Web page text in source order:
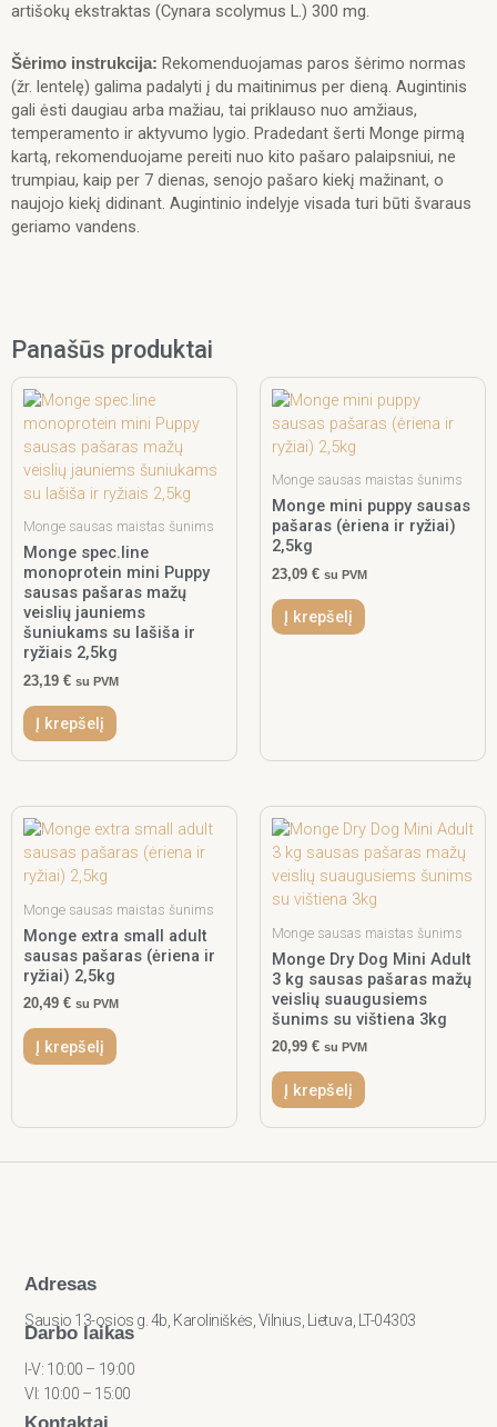
artišokų ekstraktas (Cynara scolymus L.) 300 mg.
Šėrimo instrukcija: Rekomenduojamas paros šėrimo normas
(žr. lentelę) galima padalyti į du maitinimus per dieną. Augintinis
gali ėsti daugiau arba mažiau, tai priklauso nuo amžiaus,
temperamento ir aktyvumo lygio. Pradedant šerti Monge pirmą
kartą, rekomenduojame pereiti nuo kito pašaro palaipsniui, ne
trumpiau, kaip per 7 dienas, senojo pašaro kiekį mažinant, o
naujojo kiekį didinant. Augintinio indelyje visada turi būti švaraus
geriamo vandens.
Panašūs produktai
Monge sausas maistas šunims
Monge spec.line
monoprotein mini Puppy
sausas pašaras mažų
veislių jauniems
šuniukams su lašiša ir
ryžiais 2,5kg
23,19 € su PVM
Į krepšelį
Monge sausas maistas šunims
Monge mini puppy sausas
pašaras (ėriena ir ryžiai)
2,5kg
23,09 € su PVM
Į krepšelį
Monge sausas maistas šunims
Monge extra small adult
sausas pašaras (ėriena ir
ryžiai) 2,5kg
20,49 € su PVM
Į krepšelį
Monge sausas maistas šunims
Monge Dry Dog Mini Adult
3 kg sausas pašaras mažų
veislių suaugusiems
šunims su vištiena 3kg
20,99 € su PVM
Į krepšelį
Adresas
Sausio 13-osios g. 4b, Karoliniškės, Vilnius, Lietuva, LT-04303
Darbo laikas
I-V: 10:00 – 19:00
VI: 10:00 – 15:00